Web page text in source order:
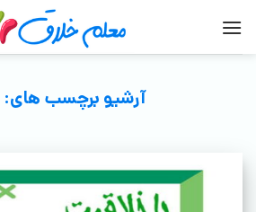
آرشیو برچسب های: